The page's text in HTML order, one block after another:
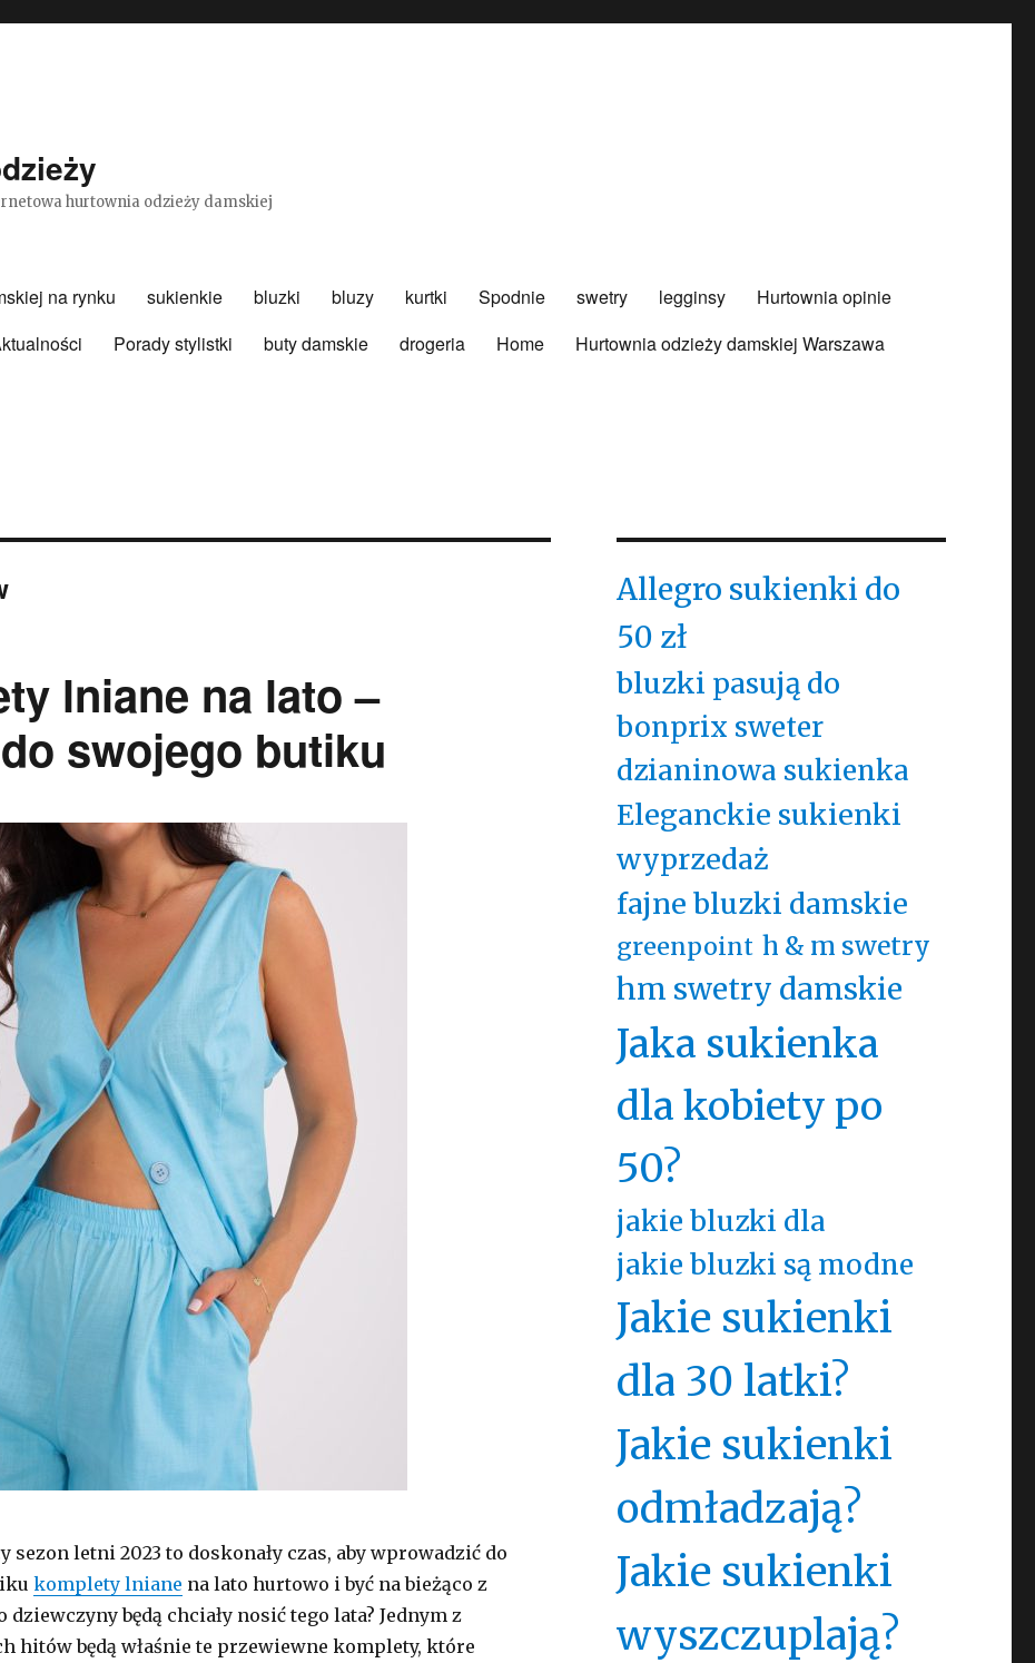
hurtownia odzieży damskiej
na rynku sukienkie bluzki bluzy kurtki Spodnie swetry legginsy
Hurtownia opinie
Porady stylistki buty damskie drogeria Home
Hurtownia odzieży damskiej Warszawa
lniane na lato –
swojego butiku
sezon letni 2023 to doskonały czas, aby wprowadzić do
komplety lniane na lato hurtowo i być na bieżąco z
dziewczyny będą chciały nosić tego lata? Jednym z
hitów będą właśnie te przewiewne komplety, które
Allegro sukienki do
50 zł
bluzki pasują do
bonprix sweter
dzianinowa sukienka
Eleganckie sukienki
wyprzedaż
fajne bluzki damskie
greenpoint h & m swetry
hm swetry damskie
Jaka sukienka
dla kobiety po
50?
jakie bluzki dla
jakie bluzki są modne
Jakie sukienki
dla 30 latki?
Jakie sukienki
odmładzają?
Jakie sukienki
wyszczuplają?